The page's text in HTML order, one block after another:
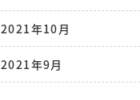
2021年10月
2021年9月